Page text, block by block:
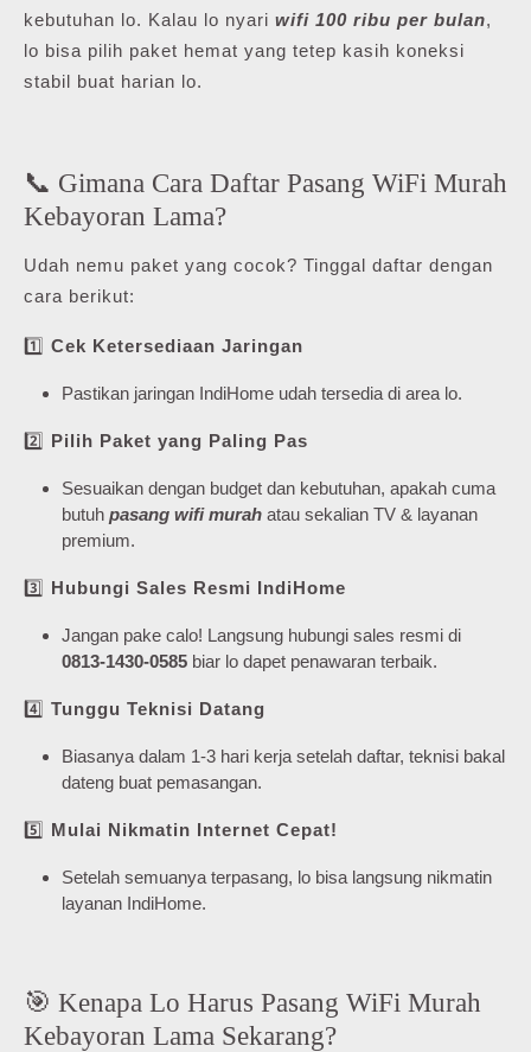
kebutuhan lo. Kalau lo nyari wifi 100 ribu per bulan,
lo bisa pilih paket hemat yang tetep kasih koneksi
stabil buat harian lo.
📞 Gimana Cara Daftar Pasang WiFi Murah
Kebayoran Lama?
Udah nemu paket yang cocok? Tinggal daftar dengan
cara berikut:
1️⃣ Cek Ketersediaan Jaringan
Pastikan jaringan IndiHome udah tersedia di area lo.
2️⃣ Pilih Paket yang Paling Pas
Sesuaikan dengan budget dan kebutuhan, apakah cuma
butuh pasang wifi murah atau sekalian TV & layanan
premium.
3️⃣ Hubungi Sales Resmi IndiHome
Jangan pake calo! Langsung hubungi sales resmi di
0813-1430-0585 biar lo dapet penawaran terbaik.
4️⃣ Tunggu Teknisi Datang
Biasanya dalam 1-3 hari kerja setelah daftar, teknisi bakal
dateng buat pemasangan.
5️⃣ Mulai Nikmatin Internet Cepat!
Setelah semuanya terpasang, lo bisa langsung nikmatin
layanan IndiHome.
🎯 Kenapa Lo Harus Pasang WiFi Murah
Kebayoran Lama Sekarang?